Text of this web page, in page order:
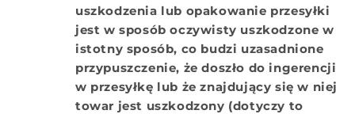
uszkodzenia lub opakowanie przesyłki
jest w sposób oczywisty uszkodzone w
istotny sposób, co budzi uzasadnione
przypuszczenie, że doszło do ingerencji
w przesyłkę lub że znajdujący się w niej
towar jest uszkodzony (dotyczy to